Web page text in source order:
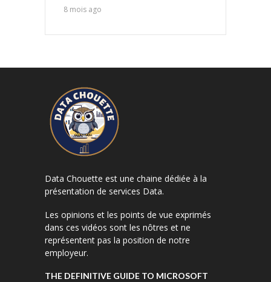
8 mois ago
Data Chouette est une chaine dédiée à la
présentation de services Data.
Les opinions et les points de vue exprimés
dans ces vidéos sont les nôtres et ne
représentent pas la position de notre
employeur.
THE DEFINITIVE GUIDE TO MICROSOFT